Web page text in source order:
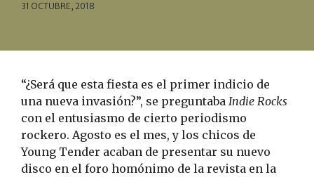
31 OCTUBRE, 2018
“¿Será que esta fiesta es el primer indicio de
una nueva invasión?”, se preguntaba Indie Rocks
con el entusiasmo de cierto periodismo
rockero. Agosto es el mes, y los chicos de
Young Tender acaban de presentar su nuevo
disco en el foro homónimo de la revista en la